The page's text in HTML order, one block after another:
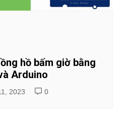
hồ bấm giờ bằng
Arduino
2023 0